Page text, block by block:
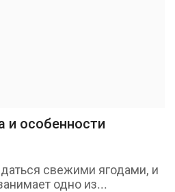
и особенности
свежими ягодами, и
одно из...